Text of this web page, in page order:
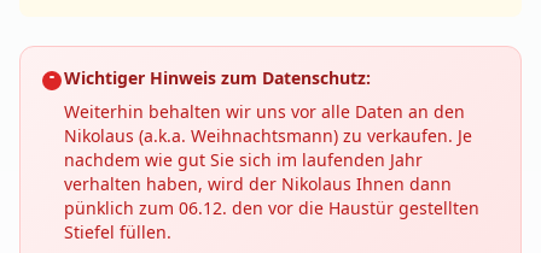
Wichtiger Hinweis zum Datenschutz:
Weiterhin behalten wir uns vor alle Daten an den
Nikolaus (a.k.a. Weihnachtsmann) zu verkaufen. Je
nachdem wie gut Sie sich im laufenden Jahr
verhalten haben, wird der Nikolaus Ihnen dann
pünklich zum 06.12. den vor die Haustür gestellten
Stiefel füllen.